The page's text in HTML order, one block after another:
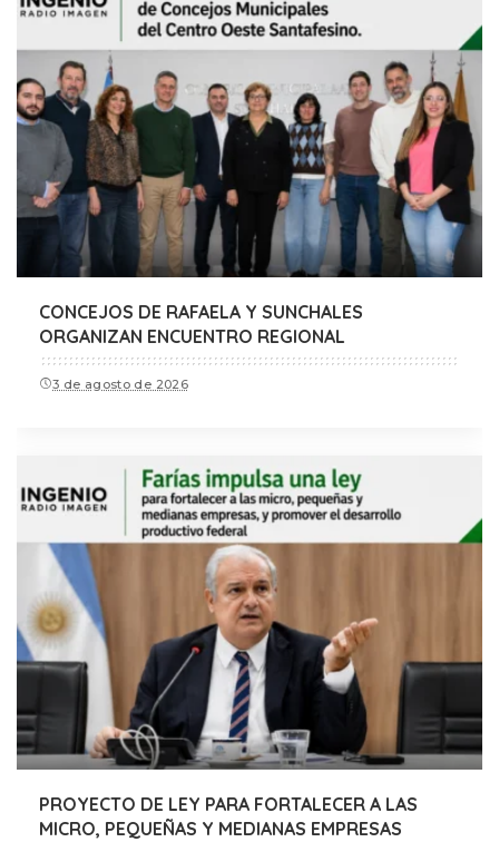
CONCEJOS DE RAFAELA Y SUNCHALES
ORGANIZAN ENCUENTRO REGIONAL
3 de agosto de 2026
PROYECTO DE LEY PARA FORTALECER A LAS
MICRO, PEQUEÑAS Y MEDIANAS EMPRESAS